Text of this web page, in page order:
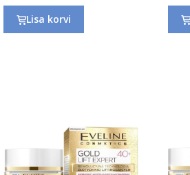
Lisa korvi